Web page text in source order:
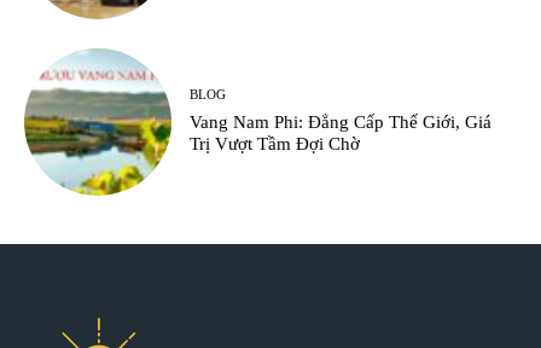
BLOG
Vang Nam Phi: Đẳng Cấp Thế Giới, Giá
Trị Vượt Tầm Đợi Chờ